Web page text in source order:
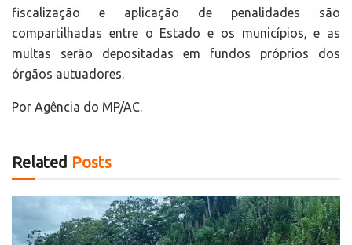
fiscalização e aplicação de penalidades são
compartilhadas entre o Estado e os municípios, e as
multas serão depositadas em fundos próprios dos
órgãos autuadores.
Por Agência do MP/AC.
Related Posts